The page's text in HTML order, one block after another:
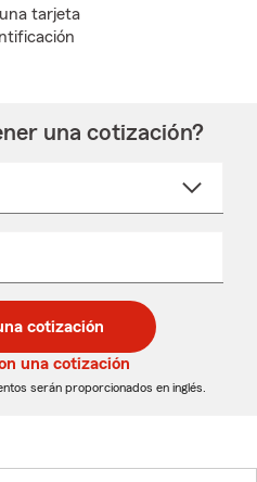
tarjeta
una cotización?
cotización
una cotización
serán proporcionados en inglés.